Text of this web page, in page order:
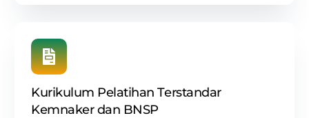
Kurikulum Pelatihan Terstandar
Kemnaker dan BNSP